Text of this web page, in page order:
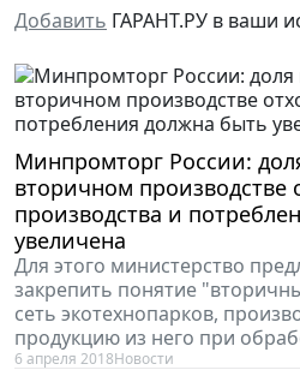
Добавить ГАРАНТ.РУ в ваши
Минпромторг России:
вторичном производстве
производства и
увеличена
Для этого министерство
закрепить понятие
сеть экотехнопарков,
продукцию из него при
6 апреля 2018Новости